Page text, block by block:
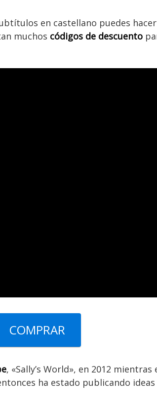
en castellano puedes
muchos códigos de descuento
COMPRAR
, «Sally’s World», en 2012
ha estado publicando